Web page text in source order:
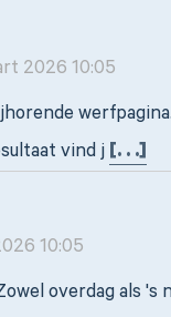
2026 10:05
vind j [. . .]
10:05
overdag als 's